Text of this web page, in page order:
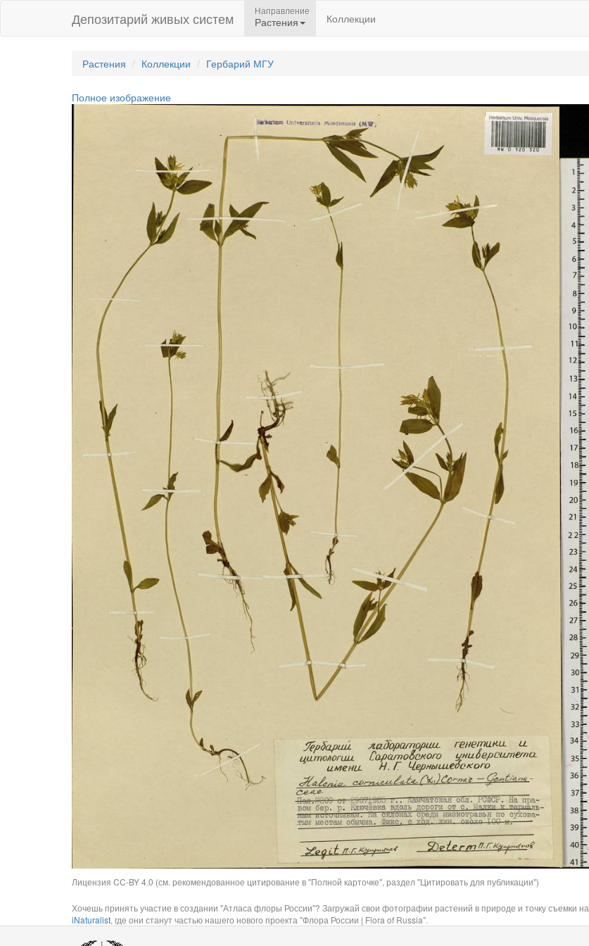
Депозитарий живых систем Направление
Растения Коллекции
Растения Коллекции Гербарий МГУ
Полное изображение
Лицензия CC-BY 4.0 (см. рекомендованное цитирование в "Полной карточке", раздел "Цитировать для публикации")
Хочешь принять участие в создании "Атласа флоры России"? Загружай свои фотографии растений в природе и точку съемки на
iNaturalist, где они станут частью нашего нового проекта "Флора России | Flora of Russia".